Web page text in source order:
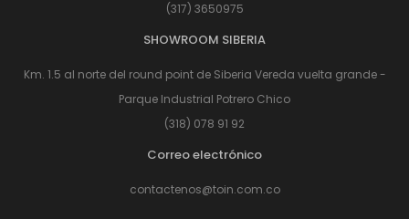
(317) 3650975
SHOWROOM SIBERIA
Km. 1.5 al norte del round point de Siberia Vereda vuelta grande -
Parque Industrial Potrero Chico
(318) 078 91 92
Correo electrónico
contactenos@toin.com.co